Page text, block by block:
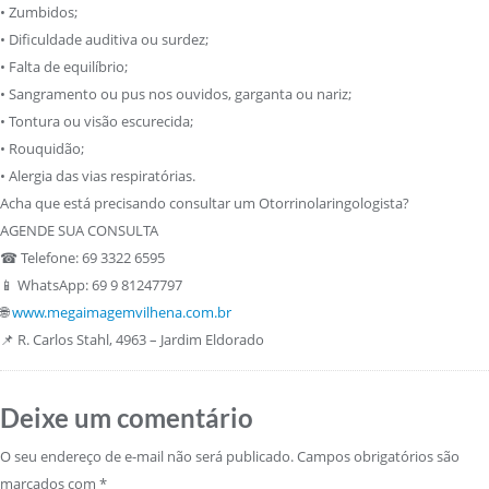
• Zumbidos;
• Dificuldade auditiva ou surdez;
• Falta de equilíbrio;
• Sangramento ou pus nos ouvidos, garganta ou nariz;
• Tontura ou visão escurecida;
• Rouquidão;
• Alergia das vias respiratórias.
Acha que está precisando consultar um Otorrinolaringologista?
AGENDE SUA CONSULTA
☎Telefone: 69 3322 6595
📱 WhatsApp: 69 9 81247797
🌐www.megaimagemvilhena.com.br
📌 R. Carlos Stahl, 4963 – Jardim Eldorado
Deixe um comentário
O seu endereço de e-mail não será publicado.Campos obrigatórios são
marcados com *